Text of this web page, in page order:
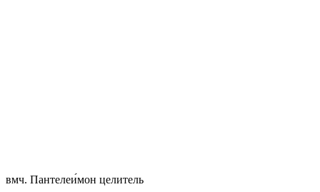
вмч. Пантелеи́мон целитель